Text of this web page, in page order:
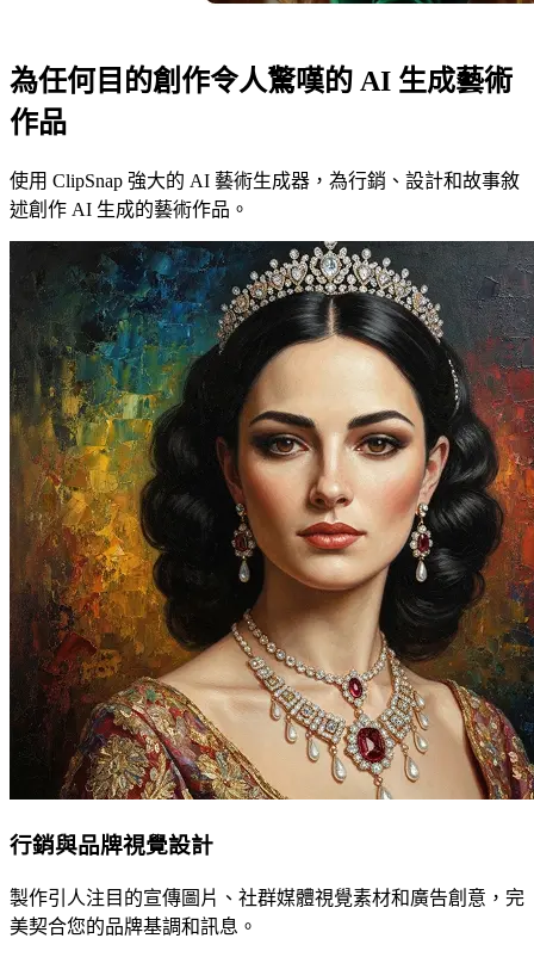
為任何目的創作令人驚嘆的 AI 生成藝術
作品
使用 ClipSnap 強大的 AI 藝術生成器，為行銷、設計和故事敘
述創作 AI 生成的藝術作品。
行銷與品牌視覺設計
製作引人注目的宣傳圖片、社群媒體視覺素材和廣告創意，完
美契合您的品牌基調和訊息。